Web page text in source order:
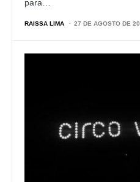
para…
RAISSA LIMA 27 DE AGOSTO DE